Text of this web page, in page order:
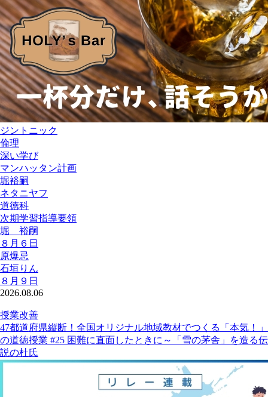
ジントニック
倫理
深い学び
マンハッタン計画
堀裕嗣
ネタニヤフ
道徳科
次期学習指導要領
堀 裕嗣
８月６日
原爆忌
石垣りん
８月９日
2026.08.06
授業改善
47都道府県縦断！全国オリジナル地域教材でつくる「本気！」
の道徳授業 #25 困難に直面したときに～「雪の茅舎」を造る伝
説の杜氏